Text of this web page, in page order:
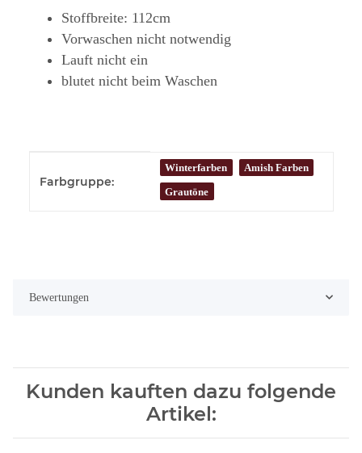
Stoffbreite: 112cm
Vorwaschen nicht notwendig
Lauft nicht ein
blutet nicht beim Waschen
Farbgruppe:
Winterfarben
Amish Farben
Grautöne
Bewertungen
Kunden kauften dazu folgende
Artikel: